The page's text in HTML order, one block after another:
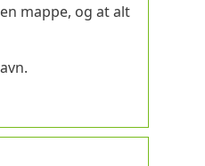
mappe, og at alt